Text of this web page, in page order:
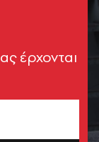
έρχονται